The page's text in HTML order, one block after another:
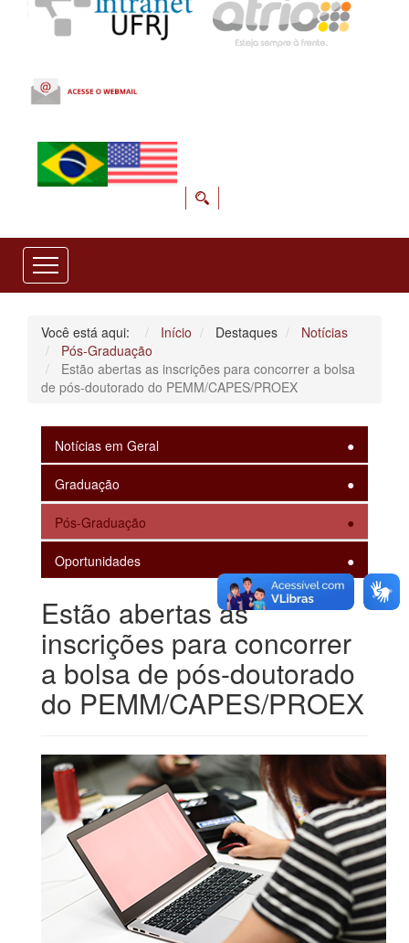
Você está aqui: Início Destaques
Notícias
Pós-Graduação
Estão abertas as inscrições para concorrer a bolsa
de pós-doutorado do PEMM/CAPES/PROEX
Notícias em Geral
Graduação
Pós-Graduação
Oportunidades
Estão abertas as
inscrições para concorrer
a bolsa de pós-doutorado
do PEMM/CAPES/PROEX